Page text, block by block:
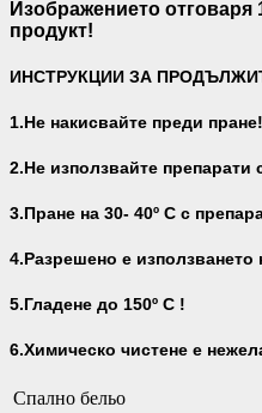
Изображението отговаря
продукт!
ИНСТРУКЦИИ ЗА
1.Не накисвайте преди пране!
2.Не използвайте препарати
3.Пране на 30- 40º С с
4.Разрешено е използването
5.Гладене до 150º С !
6.Химическо чистене е
Спално бельо